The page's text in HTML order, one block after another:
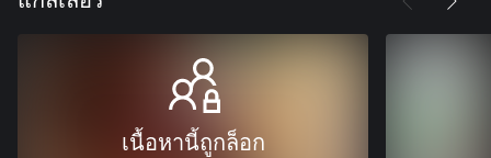
เนื้อหานี้ถูกล็อก